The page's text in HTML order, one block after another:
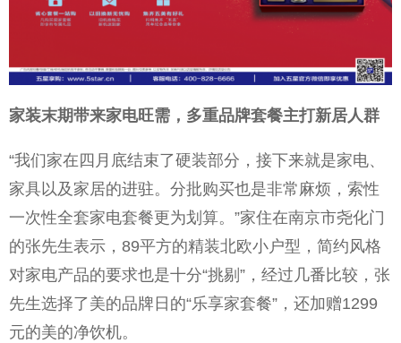
家装末期带来家电旺需，多重品牌套餐主打新居人群
“我们家在四月底结束了硬装部分，接下来就是家电、
家具以及家居的进驻。分批购买也是非常麻烦，索性
一次性全套家电套餐更为划算。”家住在南京市尧化门
的张先生表示，89平方的精装北欧小户型，简约风格
对家电产品的要求也是十分“挑剔”，经过几番比较，张
先生选择了美的品牌日的“乐享家套餐”，还加赠1299
元的美的净饮机。